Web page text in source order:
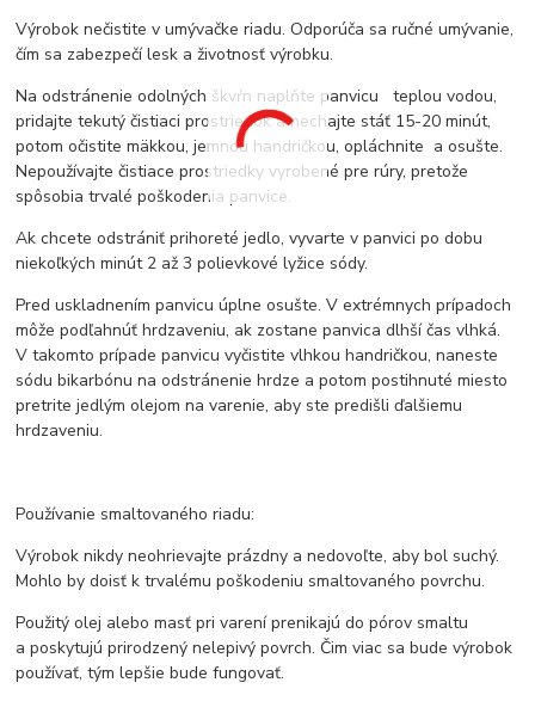
Výrobok nečistite v umývačke riadu. Odporúča sa ručné umývanie,
čím sa zabezpečí lesk a životnosť výrobku.
Na odstránenie odolných škvŕn naplňte panvicu teplou vodou,
pridajte tekutý čistiaci prostriedok a nechajte stáť 15-20 minút,
potom očistite mäkkou, jemnou handričkou, opláchnite a osušte.
Nepoužívajte čistiace prostriedky vyrobené pre rúry, pretože
spôsobia trvalé poškodenia panvice.
Ak chcete odstrániť prihoreté jedlo, vyvarte v panvici po dobu
niekoľkých minút 2 až 3 polievkové lyžice sódy.
Pred uskladnením panvicu úplne osušte. V extrémnych prípadoch
môže podľahnúť hrdzaveniu, ak zostane panvica dlhší čas vlhká.
V takomto prípade panvicu vyčistite vlhkou handričkou, naneste
sódu bikarbónu na odstránenie hrdze a potom postihnuté miesto
pretrite jedlým olejom na varenie, aby ste predišli ďalšiemu
hrdzaveniu.
Používanie smaltovaného riadu:
Výrobok nikdy neohrievajte prázdny a nedovoľte, aby bol suchý.
Mohlo by doisť k trvalému poškodeniu smaltovaného povrchu.
Použitý olej alebo masť pri varení prenikajú do pórov smaltu
a poskytujú prirodzený nelepivý povrch. Čim viac sa bude výrobok
používať, tým lepšie bude fungovať.